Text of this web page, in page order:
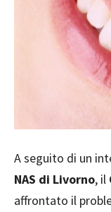
A seguito di un
NAS di Livorno, il
affrontato il